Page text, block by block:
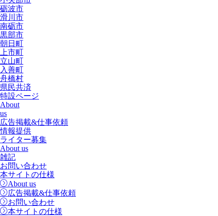
砺波市
滑川市
南砺市
黒部市
朝日町
上市町
立山町
入善町
舟橋村
県民共済
特設ページ
About
us
広告掲載&仕事依頼
情報提供
ライター募集
About us
雑記
お問い合わせ
本サイトの仕様
About us
広告掲載&仕事依頼
お問い合わせ
本サイトの仕様